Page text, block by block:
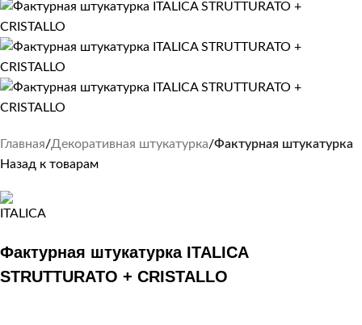
Главная Декоративная штукатурка Фактурная штукатурка
Назад к товарам
Фактурная штукатурка ITALICA
STRUTTURATO + CRISTALLO